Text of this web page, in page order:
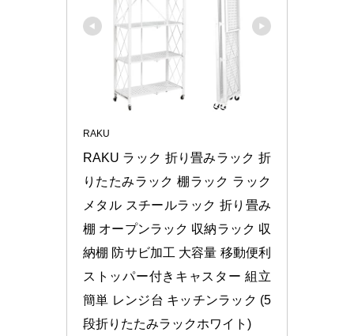
RAKU
RAKU ラック 折り畳みラック 折
りたたみラック 棚ラック ラック
メタル スチールラック 折り畳み
棚 オープンラック 収納ラック 収
納棚 防サビ加工 大容量 移動便利
ストッパー付きキャスター 組立
簡単 レンジ台 キッチンラック (5
段折りたたみラックホワイト)